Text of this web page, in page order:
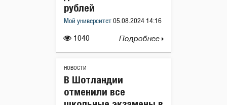
1040
рублей
Мой университет 05.08.2024 14:16
Подробнее
НОВОСТИ
В Шотландии
отменили все